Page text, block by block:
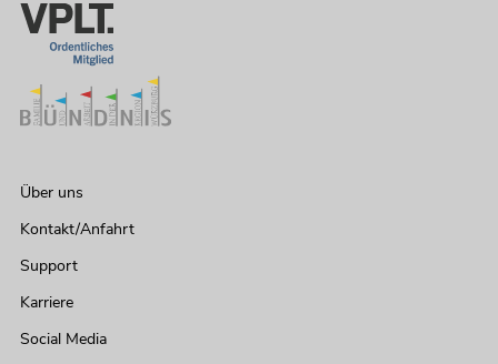
Über uns
Kontakt/Anfahrt
Support
Karriere
Social Media